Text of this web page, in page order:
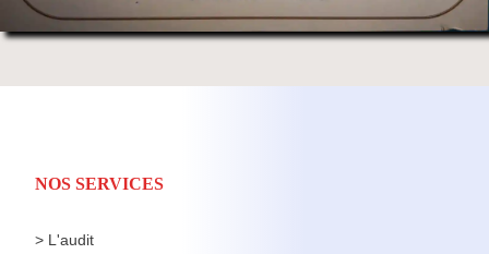
NOS SERVICES
> L'audit